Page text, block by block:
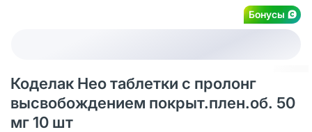
Бонусы
Коделак Нео таблетки с пролонг
высвобождением покрыт.плен.об. 50
мг 10 шт